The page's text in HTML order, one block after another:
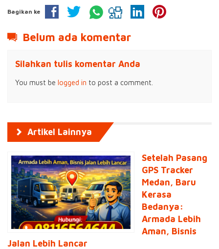
Bagikan ke
Belum ada komentar
Silahkan tulis komentar Anda
You must be logged in to post a comment.
Artikel Lainnya
Setelah Pasang
GPS Tracker
Medan, Baru
Kerasa
Bedanya:
Armada Lebih
Aman, Bisnis
Jalan Lebih Lancar